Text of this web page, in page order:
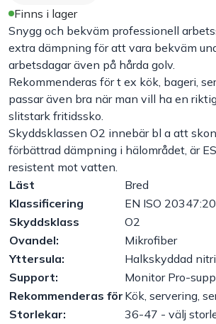
Plåtbyte
Monin
Handla efter bransch
Varumärken
Om Bakers
Kundtjänst
Kontakt
Finns i lager
Snygg och bekväm professionell
extra dämpning för att vara bekväm
arbetsdagar även på hårda golv.
Rekommenderas för t ex kök, bageri,
passar även bra när man vill ha en
slitstark fritidssko.
Skyddsklassen O2 innebär bl a att
förbättrad dämpning i hälområdet, är
resistent mot vatten.
Läst
Bred
Klassificering
EN ISO
Skyddsklass
O2
Ovandel:
Mikrofiber
Yttersula:
Halkskyddad
Support:
Monitor Pro-
Rekommenderas för Kök, servering,
Storlekar:
36-47 - välj